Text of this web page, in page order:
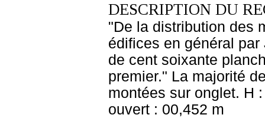
DESCRIPTION DU
"De la distribution des
édifices en général
de cent soixante
premier." La majorité
montées sur onglet. H
ouvert : 00,452 m